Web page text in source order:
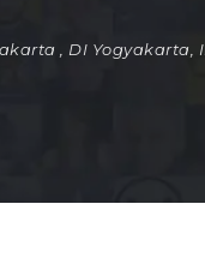
DI Yogyakarta